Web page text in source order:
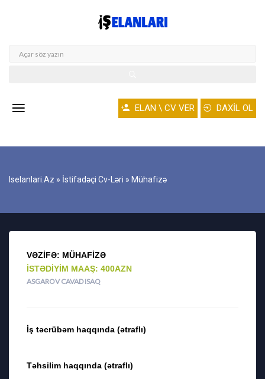
ELAN \ CV VER DAXİL OL
Iselanlari.az » İstifadəçi Cv-Ləri » Mühafizə
VƏZIFƏ: MÜHAFIZƏ
İSTƏDIYIM MAAŞ: 400AZN
ASGAROV CAVAD ISAQ
İş təcrübəm haqqında (ətraflı)
Təhsilim haqqında (ətraflı)